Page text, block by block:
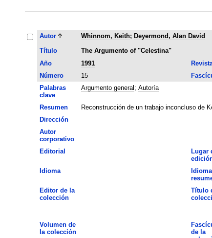
Autor Whinnom, Keith; Deyermond, Alan David
Título
The Argumento of "Celestina"
Año
1991
Número
15
Palabras
clave
Argumento general ; Autoría
Resumen
Reconstrucción de un trabajo inconcluso de
Dirección
Autor
corporativo
Editorial
Lugar
Idioma
Editor de la
colección
Título
Volumen de
la colección
de la